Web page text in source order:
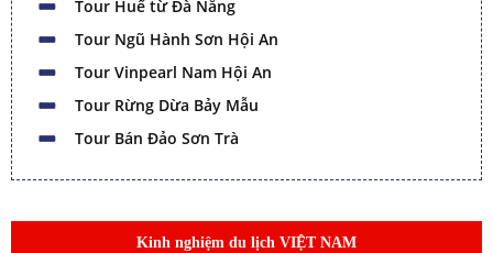
Tour Huế từ Đà Nẵng
Tour Ngũ Hành Sơn Hội An
Tour Vinpearl Nam Hội An
Tour Rừng Dừa Bảy Mẫu
Tour Bán Đảo Sơn Trà
Kinh nghiệm du lịch VIỆT NAM